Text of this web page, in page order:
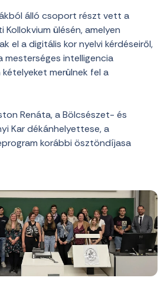
álló csoport részt vett a
Kollokvium ülésén, amelyen
el a digitális kor nyelvi kérdéseiről,
mesterséges intelligencia
merülnek fel a
Renáta, a Bölcsészet- és
Kar dékánhelyettese, a
korábbi ösztöndíjasa